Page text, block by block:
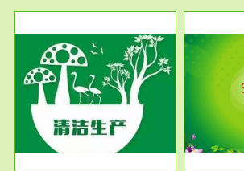
服务范围
安全评价
安全评价安全评价目的是查找、
分析和预测工程、系统、生产经